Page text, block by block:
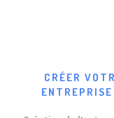
CRÉER
ENTREPRISE